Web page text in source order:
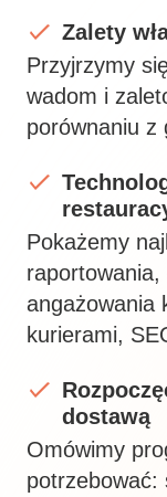
Zalety
Przyjrzymy
wadom i
porównaniu z
Pokażemy
angażowania
kurierami,
dostawą
Omówimy
potrzebować: